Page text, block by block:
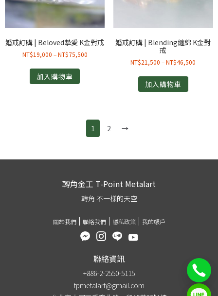
婚戒訂購 | Beloved摯愛 K金對戒
NT$19,000 –NT$75,500
加入購物車
婚戒訂購 | Blending纏綿 K金對
戒
NT$21,500 –NT$46,500
加入購物車
1 2 →
轉角金工 T-Point Metalart
轉角 不一樣的天空
關於我們 聯絡我們 隱私政策 我的帳戶
聯絡資訊
+886-2-2550-5115
tpmetalart@gmail.com